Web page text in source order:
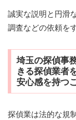
誠実な説明と円滑
調査などの依頼を
埼玉の探偵事
きる探偵業者
安心感を持つ
探偵業は法的な規